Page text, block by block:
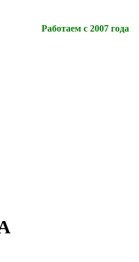
Работаем с 2007 года